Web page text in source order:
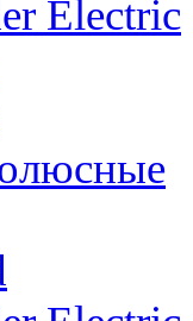
Electric